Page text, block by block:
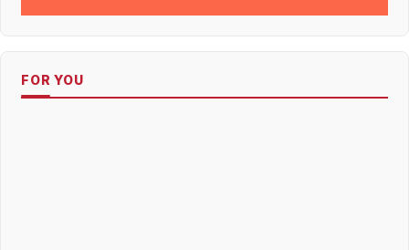
FOR YOU